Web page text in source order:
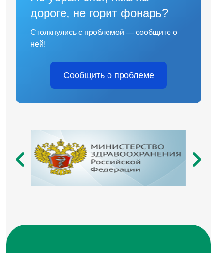
дороге, не горит фонарь?
Столкнулись с проблемой — сообщите о
ней!
Сообщить о проблеме